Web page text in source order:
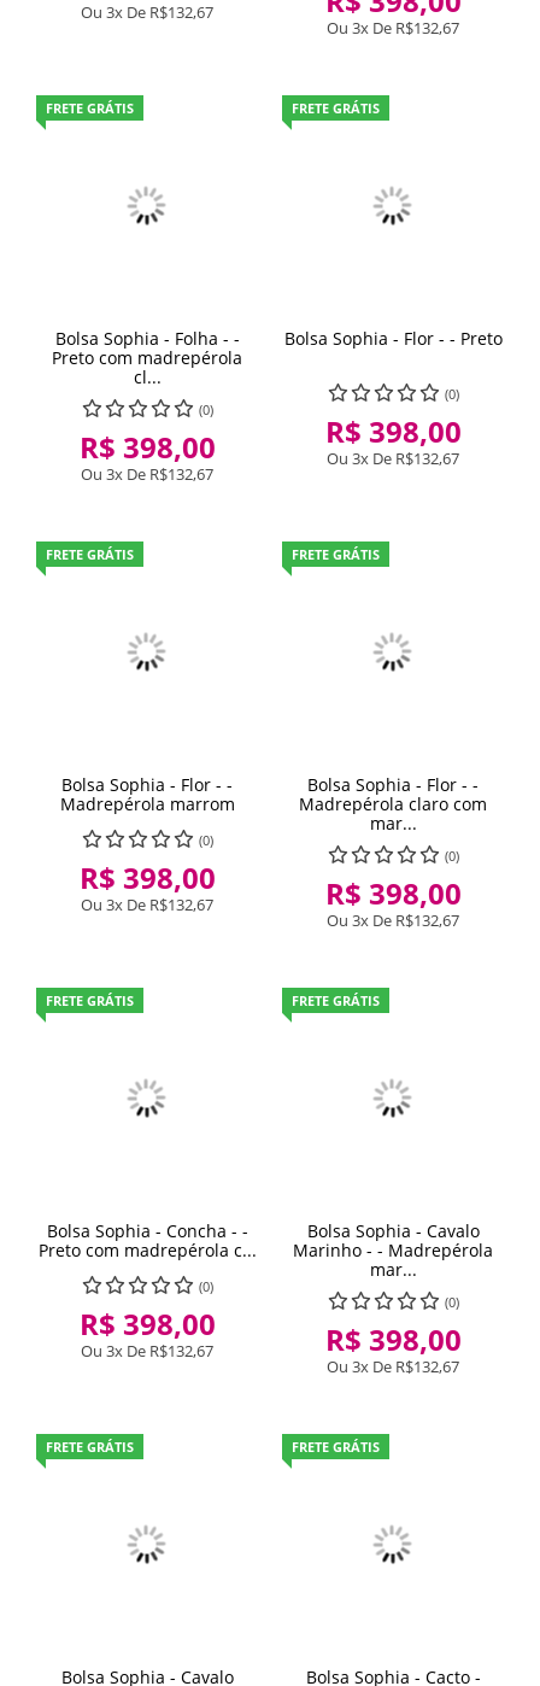
Ou 3x De R$132,67
Ou 3x De R$132,67
FRETE GRÁTIS
Bolsa Sophia - Folha - -
Preto com madrepérola
cl...
(0)
R$ 398,00
Ou 3x De R$132,67
FRETE GRÁTIS
Bolsa Sophia - Flor - - Preto
(0)
R$ 398,00
Ou 3x De R$132,67
FRETE GRÁTIS
Bolsa Sophia - Flor - -
Madrepérola marrom
(0)
R$ 398,00
Ou 3x De R$132,67
FRETE GRÁTIS
Bolsa Sophia - Flor - -
Madrepérola claro com
mar...
(0)
R$ 398,00
Ou 3x De R$132,67
FRETE GRÁTIS
Bolsa Sophia - Concha - -
Preto com madrepérola c...
(0)
R$ 398,00
Ou 3x De R$132,67
FRETE GRÁTIS
Bolsa Sophia - Cavalo
Marinho - - Madrepérola
mar...
(0)
R$ 398,00
Ou 3x De R$132,67
FRETE GRÁTIS
Bolsa Sophia - Cavalo
FRETE GRÁTIS
Bolsa Sophia - Cacto -